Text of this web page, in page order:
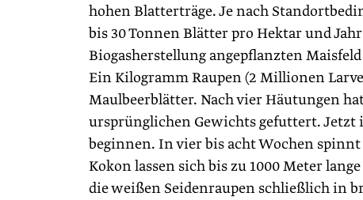
hohen Blatterträge. Je nach
bis 30 Tonnen Blätter pro Hektar und
Biogasherstellung angepflanzten
Ein Kilogramm Raupen (2 Millionen
Maulbeerblätter. Nach vier Häutungen
ursprünglichen Gewichts gefuttert. Jetzt
beginnen. In vier bis acht Wochen
Kokon lassen sich bis zu 1000 Meter
die weißen Seidenraupen schließlich in